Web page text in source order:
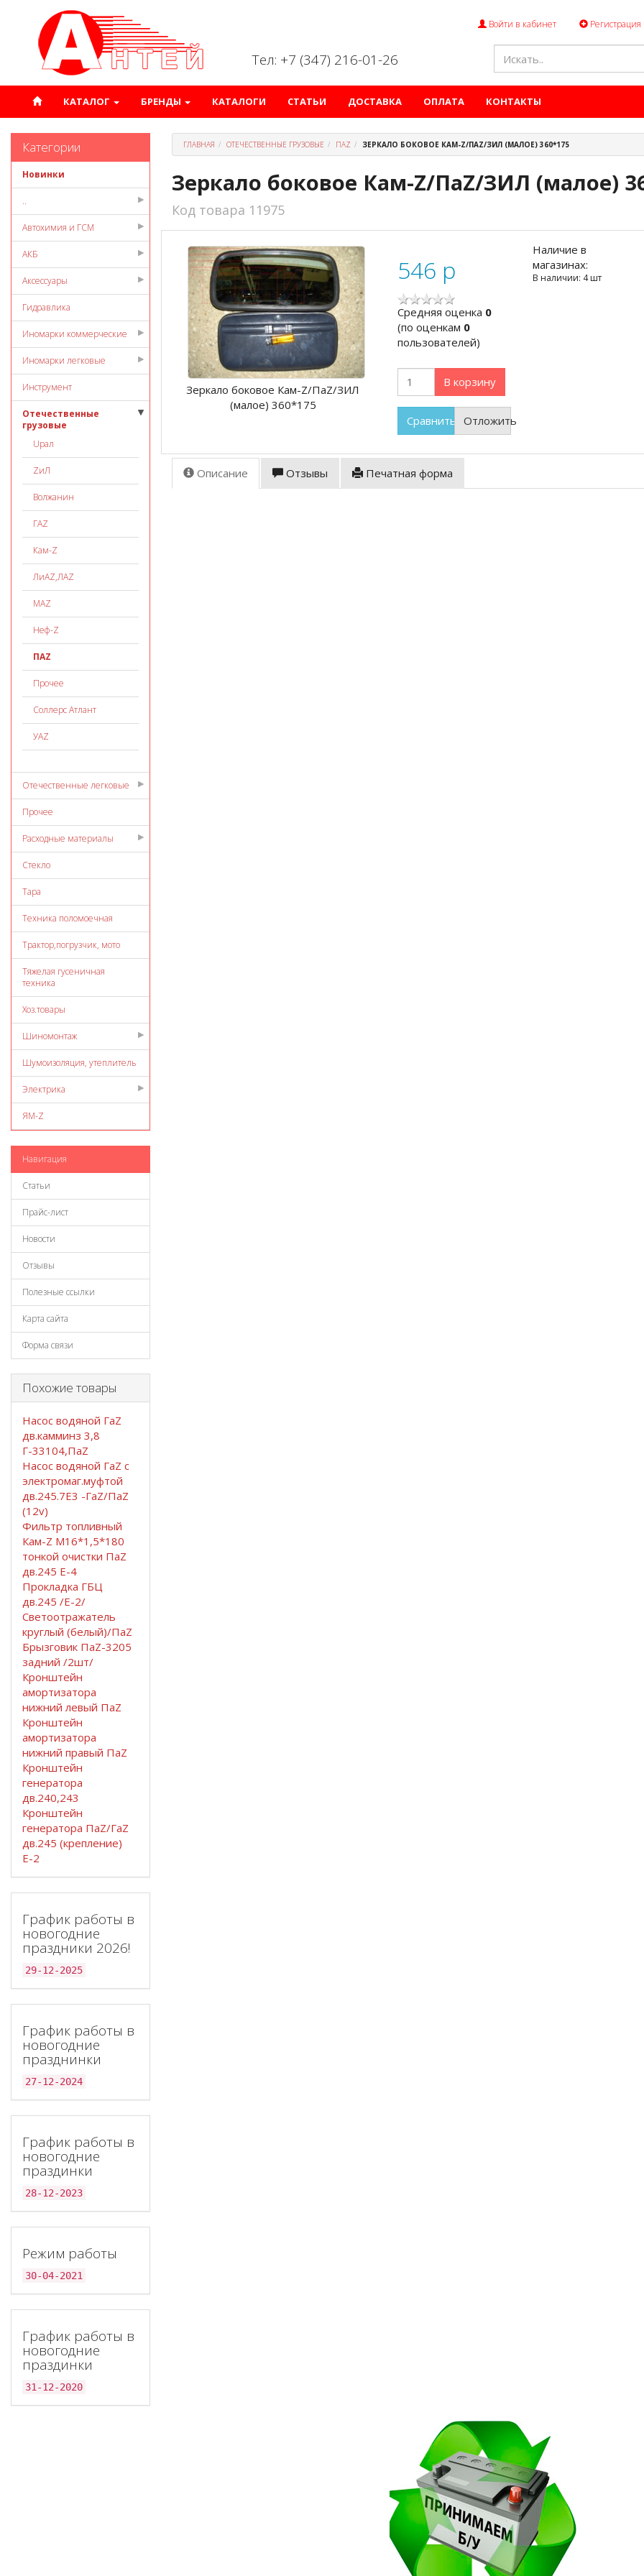
Войти в кабинет Регистрация
Тел: +7 (347) 216-01-26
КАТАЛОГ БРЕНДЫ КАТАЛОГИ СТАТЬИ ДОСТАВКА ОПЛАТА КОНТАКТЫ
Категории
Новинки
..
Автохимия и ГСМ
АКБ
Аксессуары
Гидравлика
Иномарки коммерческие
Иномарки легковые
Инструмент
Отечественные
грузовые
Uрал
ZиЛ
Волжанин
ГАZ
Кам-Z
ЛиАZ,ЛАZ
МАZ
Неф-Z
ПАZ
Прочее
Соллерс Атлант
УАZ
Отечественные легковые
Прочее
Расходные материалы
Стекло
Тара
Техника поломоечная
Трактор,погрузчик, мото
Тяжелая гусеничная
техника
Хоз.товары
Шиномонтаж
Шумоизоляция, утеплитель
Электрика
ЯМ-Z
Навигация
Статьи
Прайс-лист
Новости
Отзывы
Полезные ссылки
Карта сайта
Форма связи
Похожие товары
Насос водяной ГаZ
дв.камминз 3,8
Г-33104,ПаZ
Насос водяной ГаZ с
электромаг.муфтой
дв.245.7Е3 -ГаZ/ПаZ
(12v)
Фильтр топливный
Кам-Z М16*1,5*180
тонкой очистки ПаZ
дв.245 Е-4
Прокладка ГБЦ
дв.245 /Е-2/
Светоотражатель
круглый (белый)/ПаZ
Брызговик ПаZ-3205
задний /2шт/
Кронштейн
амортизатора
нижний левый ПаZ
Кронштейн
амортизатора
нижний правый ПаZ
Кронштейн
генератора
дв.240,243
Кронштейн
генератора ПаZ/ГаZ
дв.245 (крепление)
Е-2
График работы в
новогодние
праздники 2026!
29-12-2025
График работы в
новогодние
празднинки
27-12-2024
График работы в
новогодние
праздинки
28-12-2023
Режим работы
30-04-2021
График работы в
новогодние
праздинки
31-12-2020
ГЛАВНАЯ ОТЕЧЕСТВЕННЫЕ ГРУЗОВЫЕ ПАZ ЗЕРКАЛО БОКОВОЕ КАМ-Z/ПАZ/ЗИЛ (МАЛОЕ) 360*175
Зеркало боковое Кам-Z/ПаZ/ЗИЛ (малое)
Код товара 11975
Зеркало боковое Кам-Z/ПаZ/ЗИЛ
(малое) 360*175
546 p
Cредняя оценка 0
(по оценкам 0
пользователей)
В корзину
Сравнить Отложить
Наличие в
магазинах:
В наличии: 4 шт
Описание Отзывы Печатная форма